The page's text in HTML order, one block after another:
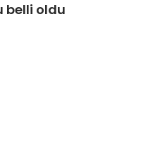
belli oldu